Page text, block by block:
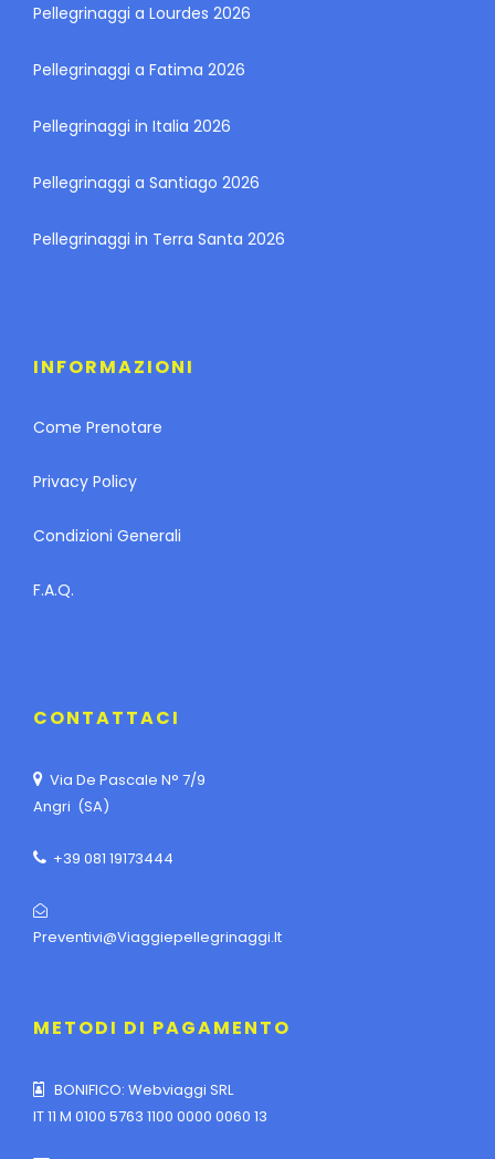
Pellegrinaggi a Lourdes 2026
Pellegrinaggi a Fatima 2026
Pellegrinaggi in Italia 2026
Pellegrinaggi a Santiago 2026
Pellegrinaggi in Terra Santa 2026
INFORMAZIONI
Come Prenotare
Privacy Policy
Condizioni Generali
F.A.Q.
CONTATTACI
Via De Pascale N° 7/9
Angri (SA)
+39 081 19173444
Preventivi@viaggiepellegrinaggi.it
METODI DI PAGAMENTO
BONIFICO: Webviaggi SRL
IT 11 M 0100 5763 1100 0000 0060 13